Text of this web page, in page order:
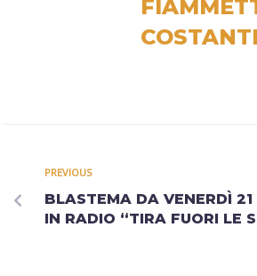
PREVIOUS
BLASTEMA DA VENERDÌ 21
IN RADIO “TIRA FUORI LE